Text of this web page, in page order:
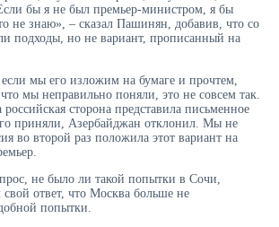
бы я не был премьер-министром, я бы
не знаю», – сказал Пашинян, добавив, что со
подходы, но не вариант, прописанный на
мы его изложим на бумаге и прочтем,
мы неправильно поняли, это не совсем так.
российская сторона представила письменное
приняли, Азербайджан отклонил. Мы не
во второй раз положила этот вариант на
не было ли такой попытки в Сочи,
ответ, что Москва больше не
попытки.